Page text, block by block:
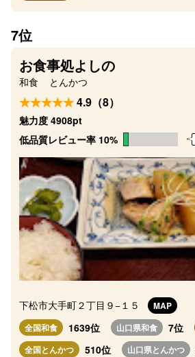
7位
お食事処よしの
和食 とんかつ
4.9（8）
魅力度 4908pt
低品質レビュー率 10%
下松市大手町２丁目９−１５
MAP
全国和食
1639位 山口県和食 7位
全国とんかつ 510位 山口県とんかつ